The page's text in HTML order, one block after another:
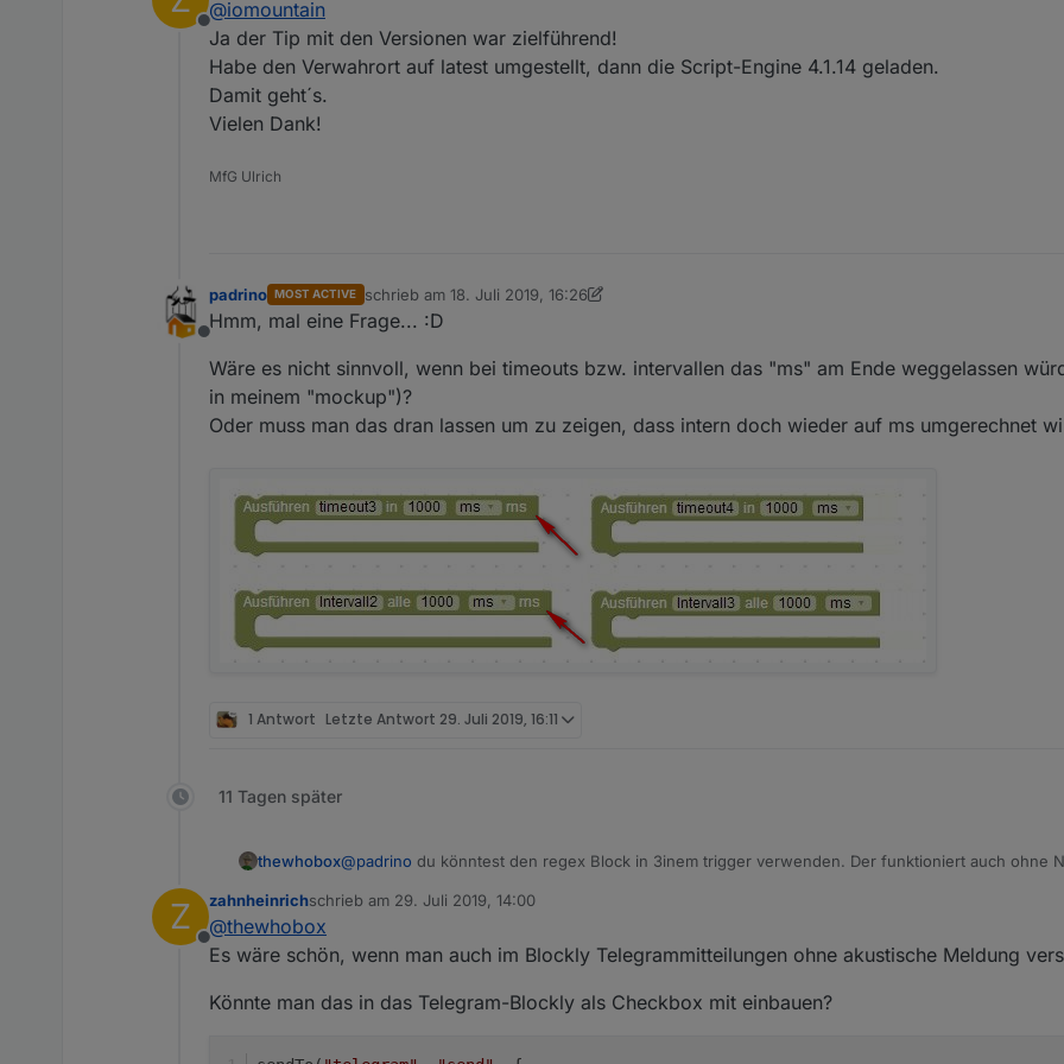
heißt nicht das die Versionen identisch sein müssen.
Offline
@iomountain
Ja der Tip mit den Versionen war zielführend!
Habe den Verwahrort auf latest umgestellt, dann die Script-Engine 4.1.14 geladen.
Damit geht´s.
Vielen Dank!
MfG Ulrich
Offline
padrino MOST ACTIVE schrieb am 18. Juli 2019, 16:26
zuletzt editiert von padrino9. Dez. 2019, 17:16
Hmm, mal eine Frage... :D
Wäre es nicht sinnvoll, wenn bei timeouts bzw. intervallen das "ms" am Ende weggelassen
in meinem "mockup")?
Oder muss man das dran lassen um zu zeigen, dass intern doch wieder auf ms umgerechnet
1 Antwort Letzte Antwort 29. Juli 2019, 16:11
11 Tagen später
thewhobox@padrino du könntest den regex Block in 3inem trigger verwenden. Der funktioniert auch ohne
Z
Offline
zahnheinrichschrieb am 29. Juli 2019, 14:00
zuletzt editiert von
@thewhobox
Es wäre schön, wenn man auch im Blockly Telegrammitteilungen ohne akustische Meldung
Könnte man das in das Telegram-Blockly als Checkbox mit einbauen?